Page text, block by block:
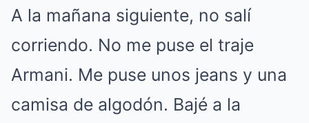
A la mañana siguiente, no salí
corriendo. No me puse el traje
Armani. Me puse unos jeans y una
camisa de algodón. Bajé a la